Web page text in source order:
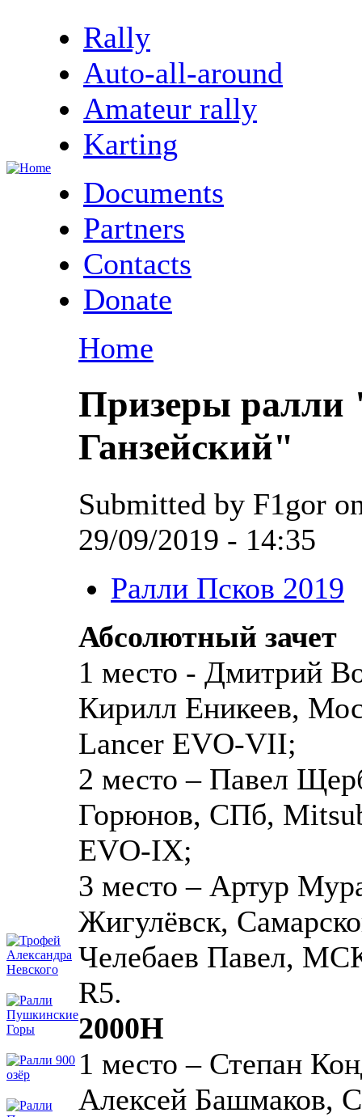
Rally
Auto-all-around
Amateur rally
Karting
Documents
Partners
Contacts
Donate
Home
Призеры ралли
Ганзейский"
Submitted by F1gor
29/09/2019 - 14:35
Ралли Псков 2019
Абсолютный зачет
1 место - Дмитрий
Кирилл Еникеев,
Lancer EVO-VII;
2 место – Павел
Горюнов, СПб,
EVO-IX;
3 место – Артур
Жигулёвск,
Челебаев Павел,
R5.
2000Н
1 место – Степан
Алексей Башмаков,